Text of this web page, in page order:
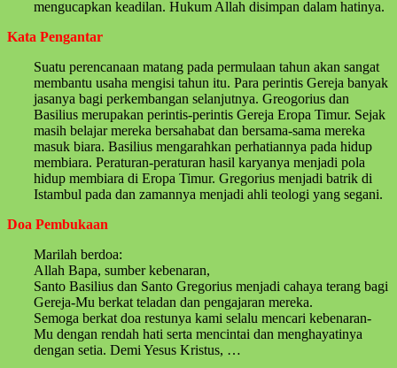
mengucapkan keadilan. Hukum Allah disimpan dalam hatinya.
Kata Pengantar
Suatu perencanaan matang pada permulaan tahun akan sangat
membantu usaha mengisi tahun itu. Para perintis Gereja banyak
jasanya bagi perkembangan selanjutnya. Greogorius dan
Basilius merupakan perintis-perintis Gereja Eropa Timur. Sejak
masih belajar mereka bersahabat dan bersama-sama mereka
masuk biara. Basilius mengarahkan perhatiannya pada hidup
membiara. Peraturan-peraturan hasil karyanya menjadi pola
hidup membiara di Eropa Timur. Gregorius menjadi batrik di
Istambul pada dan zamannya menjadi ahli teologi yang segani.
Doa Pembukaan
Marilah berdoa:
Allah Bapa, sumber kebenaran,
Santo Basilius dan Santo Gregorius menjadi cahaya terang bagi
Gereja-Mu berkat teladan dan pengajaran mereka.
Semoga berkat doa restunya kami selalu mencari kebenaran-
Mu dengan rendah hati serta mencintai dan menghayatinya
dengan setia. Demi Yesus Kristus, …